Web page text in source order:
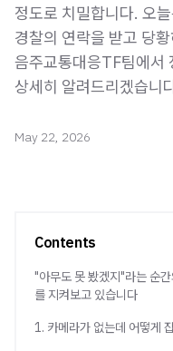
정도로 치밀합니다. 오
경찰의 연락을 받고 당
음주교통대응TF팀에서
상세히 알려드리겠습니
May 22, 2026
Contents
"아무도 못 봤겠지"라는 순
를 지켜보고 있습니다
1. 카메라가 없는데 어떻게